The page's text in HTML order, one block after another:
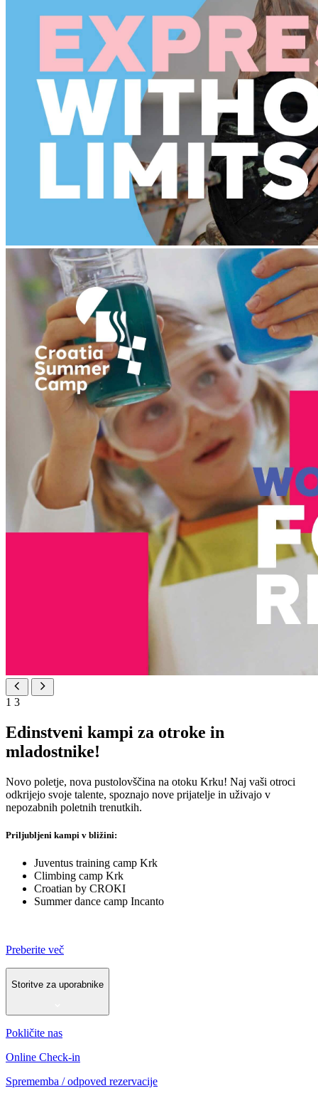
1 3
Edinstveni kampi za otroke in
mladostnike!
Novo poletje, nova pustolovščina na otoku Krku! Naj vaši otroci
odkrijejo svoje talente, spoznajo nove prijatelje in uživajo v
nepozabnih poletnih trenutkih.
Priljubljeni kampi v bližini:
Juventus training camp Krk
Climbing camp Krk
Croatian by CROKI
Summer dance camp Incanto
Preberite več
Storitve za uporabnike
Pokličite nas
Online Check-in
Sprememba / odpoved rezervacije